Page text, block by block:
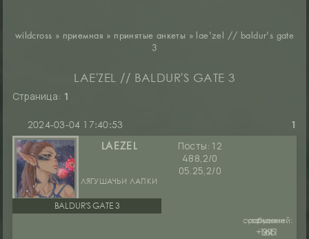
wildcross » приемная » принятые анкеты »
lae'zel // baldur's gate
3
LAE'ZEL // BALDUR'S GATE 3
Страница: 1
1
2024-03-04 17:40:53
LAEZEL
ЛЯГУШАЧЬИ ЛАПКИ
BALDUR'S GATE 3
руны:
165
сообщений:
94
уважение:
+391
Посты: 12
488,2/0
05.25,2/0